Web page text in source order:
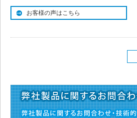
お客様の声はこちら